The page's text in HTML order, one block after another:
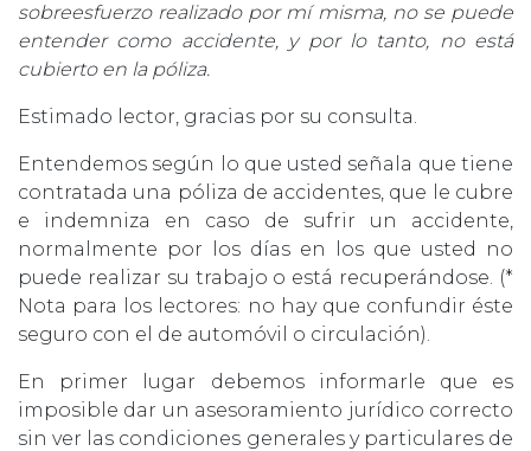
sobreesfuerzo realizado por mí misma, no se puede
entender como accidente, y por lo tanto, no está
cubierto en la póliza.
Estimado lector, gracias por su consulta.
Entendemos según lo que usted señala que tiene
contratada una póliza de accidentes, que le cubre
e indemniza en caso de sufrir un accidente,
normalmente por los días en los que usted no
puede realizar su trabajo o está recuperándose. (*
Nota para los lectores: no hay que confundir éste
seguro con el de automóvil o circulación).
En primer lugar debemos informarle que es
imposible dar un asesoramiento jurídico correcto
sin ver las condiciones generales y particulares de